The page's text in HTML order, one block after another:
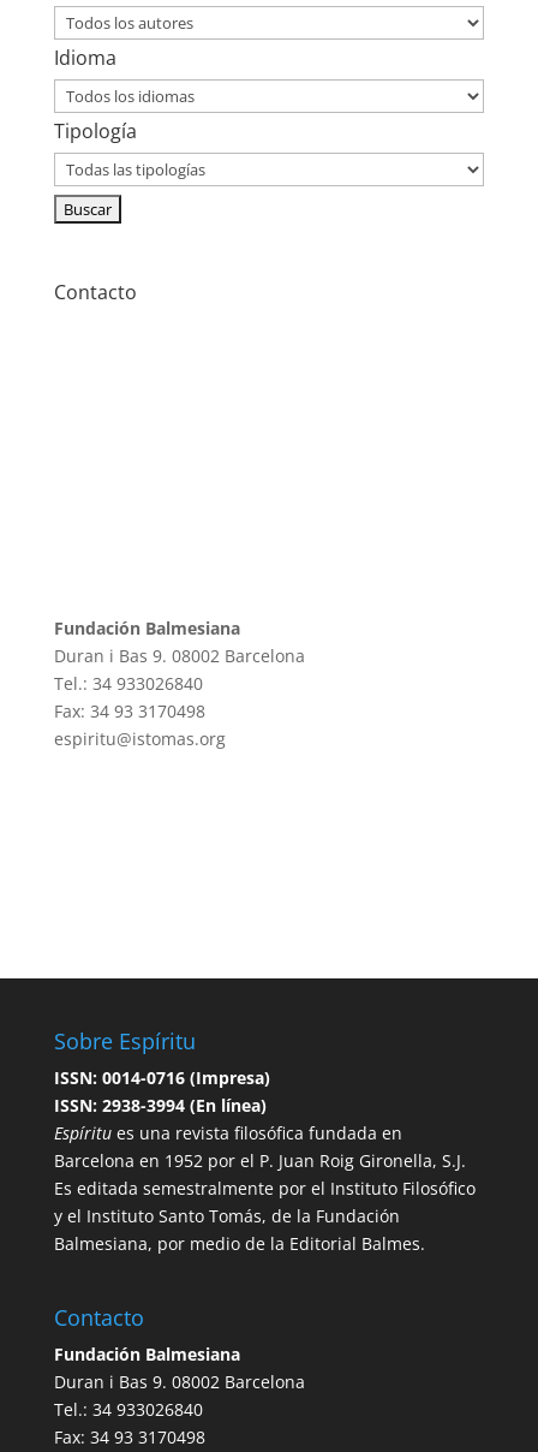
Idioma
Tipología
Contacto
Fundación Balmesiana
Duran i Bas 9. 08002 Barcelona
Tel.: 34 933026840
Fax: 34 93 3170498
espiritu@istomas.org
Sobre Espíritu
ISSN: 0014-0716 (Impresa)
ISSN: 2938-3994 (En línea)
Espíritues una revista filosófica fundada en
Barcelona en 1952 por el P. Juan Roig Gironella, S.J.
Es editada semestralmente por el Instituto Filosófico
y el Instituto Santo Tomás, de la Fundación
Balmesiana, por medio de la Editorial Balmes.
Contacto
Fundación Balmesiana
Duran i Bas 9. 08002 Barcelona
Tel.: 34 933026840
Fax: 34 93 3170498